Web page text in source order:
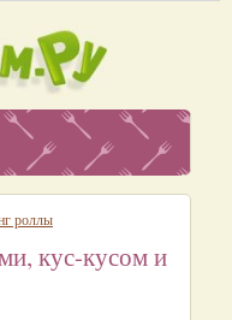
роллы
кус-кусом и